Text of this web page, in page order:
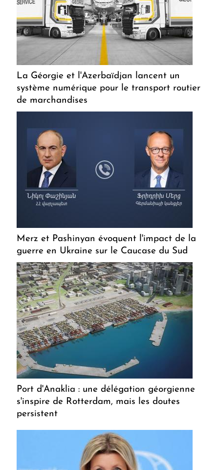
La Géorgie et l'Azerbaïdjan lancent un
système numérique pour le transport routier
de marchandises
Merz et Pashinyan évoquent l'impact de la
guerre en Ukraine sur le Caucase du Sud
Port d'Anaklia : une délégation géorgienne
s'inspire de Rotterdam, mais les doutes
persistent